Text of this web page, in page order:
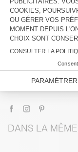
DESCRIPTION
TAILLE ET COUPE
COMPOSITION
ENTRETIEN
TRAÇABILITÉ
DANS LA